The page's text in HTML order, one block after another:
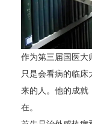
作为第三届国医大
只是会看病的临床
来的人。他的成就
在。